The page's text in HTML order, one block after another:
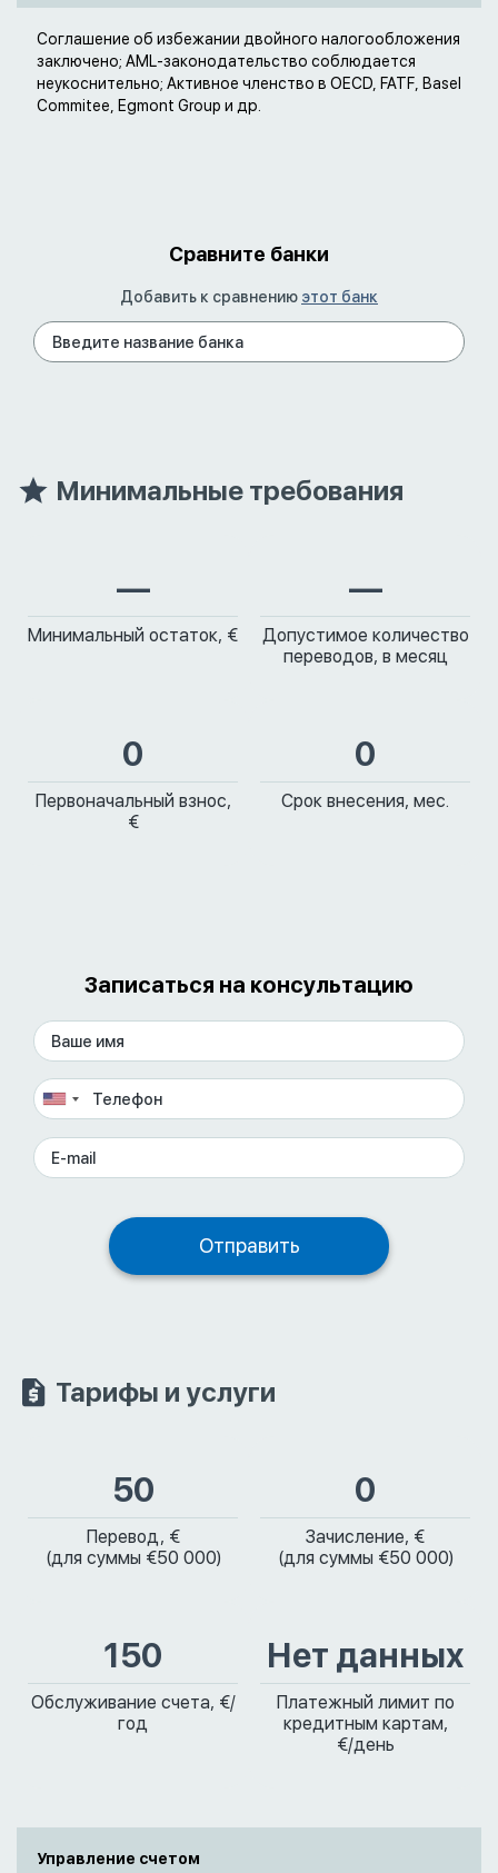
Соглашение об избежании двойного налогообложения
заключено; AML-законодательство соблюдается
неукоснительно; Активное членство в OECD, FATF, Basel
Commitee, Egmont Group и др.
Сравните банки
Добавить к сравнению этот банк
Минимальные требования
—
Минимальный остаток, €
—
Допустимое количество
переводов, в месяц
0
Первоначальный взнос,
€
0
Срок внесения, мес.
Записаться на консультацию
Тарифы и услуги
50
Перевод, €
(для суммы €50 000)
0
Зачисление, €
(для суммы €50 000)
150
Обслуживание счета, €/
год
Нет данных
Платежный лимит по
кредитным картам,
€/день
Управление счетом